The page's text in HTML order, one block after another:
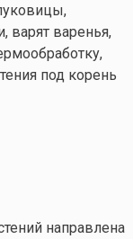
варят варенья,
под корень
направлена